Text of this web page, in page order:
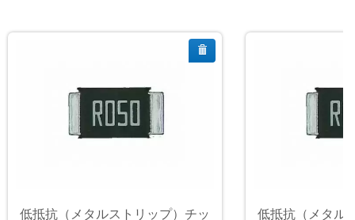
低抵抗（メタルストリップ）チッ
低抵抗（メタル